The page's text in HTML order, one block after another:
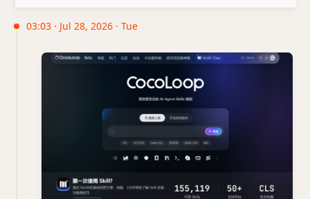
03:03 · Jul 28, 2026 · Tue